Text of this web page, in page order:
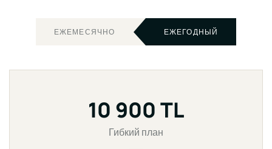
ЕЖЕМЕСЯЧНО ЕЖЕГОДНЫЙ
10 900 TL
Гибкий план